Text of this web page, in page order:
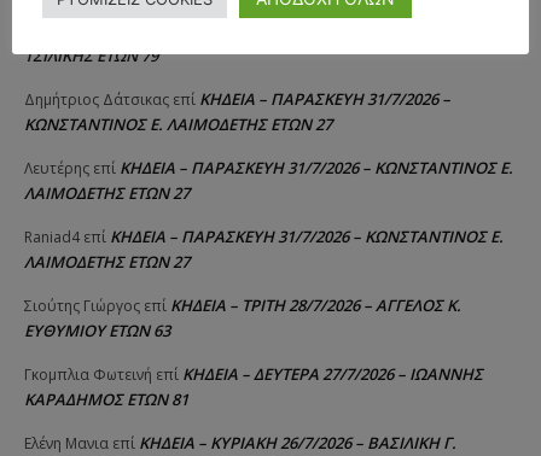
ΤΣΙΛΙΚΗΣ ΕΤΩΝ 79
Δημήτριος Δάτσικας επί ΚΗΔΕΙΑ – ΠΑΡΑΣΚΕΥΗ 31/7/2026 –
ΚΩΝΣΤΑΝΤΙΝΟΣ Ε. ΛΑΙΜΟΔΕΤΗΣ ΕΤΩΝ 27
Λευτέρης επί ΚΗΔΕΙΑ – ΠΑΡΑΣΚΕΥΗ 31/7/2026 – ΚΩΝΣΤΑΝΤΙΝΟΣ Ε.
ΛΑΙΜΟΔΕΤΗΣ ΕΤΩΝ 27
Raniad4 επί ΚΗΔΕΙΑ – ΠΑΡΑΣΚΕΥΗ 31/7/2026 – ΚΩΝΣΤΑΝΤΙΝΟΣ Ε.
ΛΑΙΜΟΔΕΤΗΣ ΕΤΩΝ 27
Σιούτης Γιώργος επί ΚΗΔΕΙΑ – ΤΡΙΤΗ 28/7/2026 – ΑΓΓΕΛΟΣ Κ.
ΕΥΘΥΜΙΟΥ ΕΤΩΝ 63
Γκομπλια Φωτεινή επί ΚΗΔΕΙΑ – ΔΕΥΤΕΡΑ 27/7/2026 – ΙΩΑΝΝΗΣ
ΚΑΡΑΔΗΜΟΣ ΕΤΩΝ 81
Ελένη Μανια επί ΚΗΔΕΙΑ – ΚΥΡΙΑΚΗ 26/7/2026 – ΒΑΣΙΛΙΚΗ Γ.